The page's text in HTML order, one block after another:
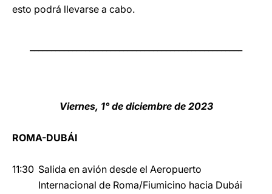
esto podrá llevarse a cabo.
Viernes, 1° de diciembre de 2023
ROMA-DUBÁI
11:30 Salida en avión desde el Aeropuerto
Internacional de Roma/Fiumicino hacia Dubái